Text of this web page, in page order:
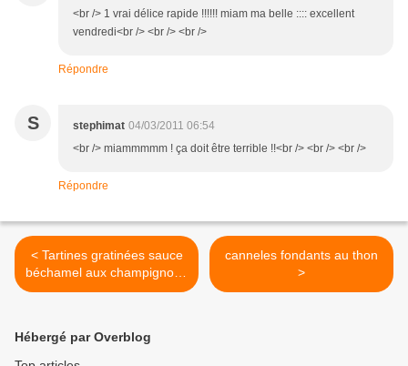
<br /> 1 vrai délice rapide !!!!!! miam ma belle :::: excellent
vendredi<br /> <br /> <br />
Répondre
S stephimat 04/03/2011 06:54
<br /> miammmmm ! ça doit être terrible !!<br /> <br /> <br />
Répondre
< Tartines gratinées sauce
béchamel aux champignons
(zapiekanki)
canneles fondants au thon
>
Hébergé par Overblog